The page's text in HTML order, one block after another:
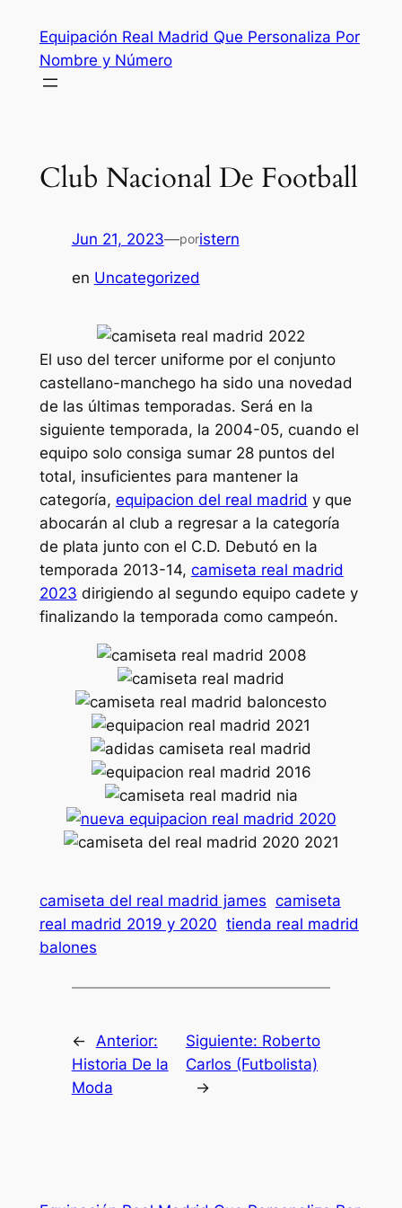
contenido
Equipación Real Madrid Que Personaliza Por
Nombre y Número
Club Nacional De Football
Jun 21, 2023—poristern
en Uncategorized
El uso del tercer uniforme por el conjunto
castellano-manchego ha sido una novedad
de las últimas temporadas. Será en la
siguiente temporada, la 2004-05, cuando el
equipo solo consiga sumar 28 puntos del
total, insuficientes para mantener la
categoría, equipacion del real madrid y que
abocarán al club a regresar a la categoría
de plata junto con el C.D. Debutó en la
temporada 2013-14, camiseta real madrid
2023 dirigiendo al segundo equipo cadete y
finalizando la temporada como campeón.
camiseta del real madrid james camiseta
real madrid 2019 y 2020 tienda real madrid
balones
←
Anterior:
Historia De la
Moda
Siguiente: Roberto
Carlos (Futbolista)
→